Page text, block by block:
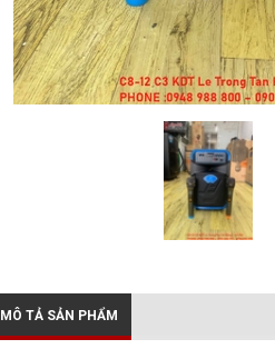
MÔ TẢ SẢN PHẨM